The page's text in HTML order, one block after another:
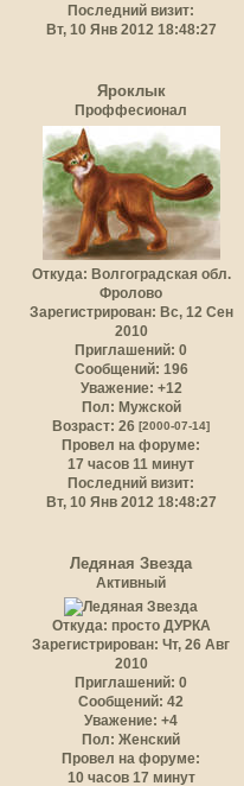
Последний визит:
Вт, 10 Янв 2012 18:48:27
Яроклык
Проффесионал
Откуда: Волгоградская обл.
Фролово
Зарегистрирован: Вс, 12 Сен
2010
Приглашений: 0
Сообщений: 196
Уважение: +12
Пол: Мужской
Возраст: 26[2000-07-14]
Провел на форуме:
17 часов 11 минут
Последний визит:
Вт, 10 Янв 2012 18:48:27
Ледяная Звезда
Активный
Откуда: просто ДУРКА
Зарегистрирован: Чт, 26 Авг
2010
Приглашений: 0
Сообщений: 42
Уважение: +4
Пол: Женский
Провел на форуме:
10 часов 17 минут